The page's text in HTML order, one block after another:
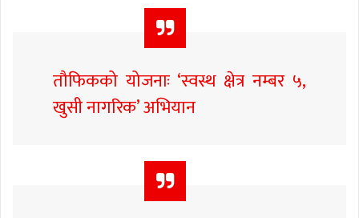
तौफिकको योजनाः ‘स्वस्थ क्षेत्र नम्बर ५,
खुसी नागरिक’ अभियान